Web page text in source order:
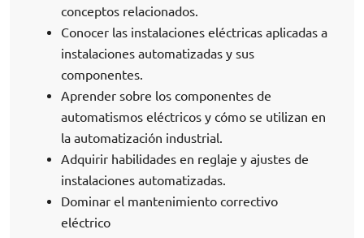
conceptos relacionados.
Conocer las instalaciones eléctricas aplicadas a
instalaciones automatizadas y sus
componentes.
Aprender sobre los componentes de
automatismos eléctricos y cómo se utilizan en
la automatización industrial.
Adquirir habilidades en reglaje y ajustes de
instalaciones automatizadas.
Dominar el mantenimiento correctivo
eléctrico